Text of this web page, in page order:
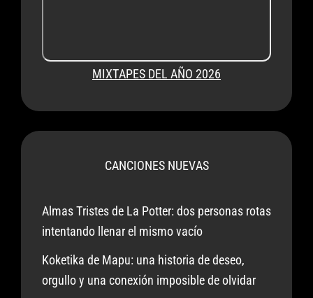
MIXTAPES DEL AÑO 2026
CANCIONES NUEVAS
Almas Tristes de La Potter: dos personas rotas
intentando llenar el mismo vacío
Koketika de Mapu: una historia de deseo,
orgullo y una conexión imposible de olvidar